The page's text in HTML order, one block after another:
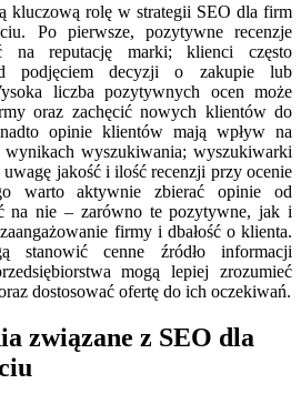
kluczową rolę w strategii SEO dla firm
Po pierwsze, pozytywne recenzje
na reputację marki; klienci często
podjęciem decyzji o zakupie lub
liczba pozytywnych ocen może
oraz zachęcić nowych klientów do
opinie klientów mają wpływ na
wyszukiwania; wyszukiwarki
jakość i ilość recenzji przy ocenie
warto aktywnie zbierać opinie od
na nie – zarówno te pozytywne, jak i
firmy i dbałość o klienta.
stanowić cenne źródło informacji
mogą lepiej zrozumieć
dostosować ofertę do ich oczekiwań.
związane z SEO dla